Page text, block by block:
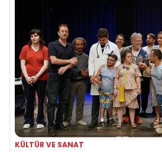
KÜLTÜR VE SANAT